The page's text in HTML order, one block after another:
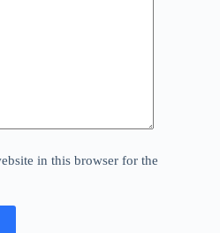
in this browser for the